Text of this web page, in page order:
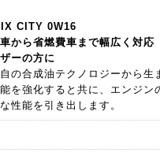
CITY 0W16
から省燃費車まで幅広く対応
ーの方に
の合成油テクノロジーから生
を強化すると共に、エンジン
性能を引き出します。